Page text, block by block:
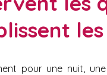
pour une nuit,